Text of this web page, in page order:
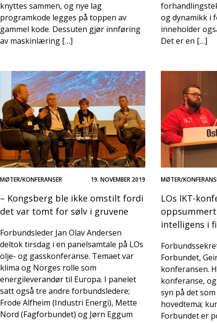
knyttes sammen, og nye lag
programkode legges på toppen av
gammel kode. Dessuten gjør innføring
av maskinlæring […]
og dynamikk i
inneholder
Det er en […]
MØTER/KONFERANSER 19. NOVEMBER 2019
– Kongsberg ble ikke omstilt fordi
det var tomt for sølv i gruvene
Forbundsleder Jan Olav Andersen
deltok tirsdag i en panelsamtale på LOs
olje- og gasskonferanse. Temaet var
klima og Norges rolle som
energileverandør til Europa. I panelet
satt også tre andre forbundsledere;
Frode Alfheim (Industri Energi), Mette
Nord (Fagforbundet) og Jørn Eggum
MØTER/
LOs IKT-
intelligens i
Forbundet,
konferansen.
konferanse,
syn på det
hovedtema;
Forbundet er